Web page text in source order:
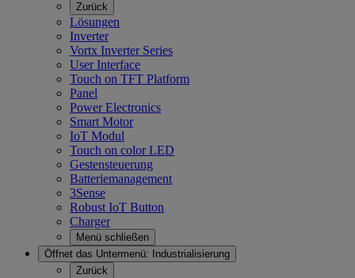
Zurück
Lösungen
Inverter
Vortx Inverter Series
User Interface
Touch on TFT Platform
Panel
Power Electronics
Smart Motor
IoT Modul
Touch on color LED
Gestensteuerung
Batteriemanagement
3Sense
Robust IoT Button
Charger
Menü schließen
Öffnet das Untermenü:
Industrialisierung
Zurück